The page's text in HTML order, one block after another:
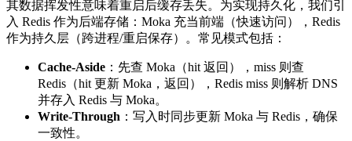
其数据挥发性意味着重启后缓存丢失。为实现持久化，我们引
入 Redis 作为后端存储：Moka 充当前端（快速访问），Redis
作为持久层（跨进程/重启保存）。常见模式包括：
Cache-Aside ：先查 Moka（hit 返回），miss 则查
Redis（hit 更新 Moka，返回），Redis miss 则解析 DNS
并存入 Redis 与 Moka。
Write-Through ：写入时同步更新 Moka 与 Redis，确保
一致性。